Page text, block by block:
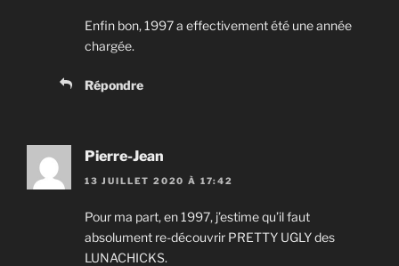
Enfin bon, 1997 a effectivement été une année
chargée.
Répondre
Pierre-Jean
13 JUILLET 2020 À 17:42
Pour ma part, en 1997, j’estime qu’il faut
absolument re-découvrir PRETTY UGLY des
LUNACHICKS.